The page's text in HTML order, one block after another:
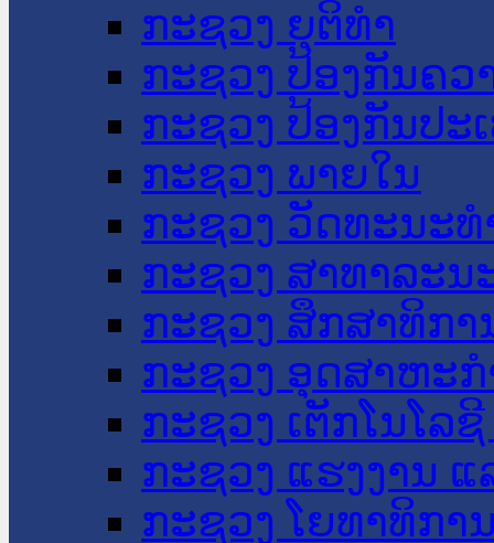
ກະຊວງ ຍຸຕິທໍາ
ກະຊວງ ປ້ອງກັນຄວ
ກະຊວງ ປ້ອງກັນປະ
ກະຊວງ ພາຍໃນ
ກະຊວງ ວັດທະນະ
ກະຊວງ ສາທາລະນ
ກະຊວງ ສຶກສາທິກາ
ກະຊວງ ອຸດສາຫະ
ກະຊວງ ເຕັກໂນໂລ
ກະຊວງ ແຮງງານ
ກະຊວງ ໂຍທາທິກາ